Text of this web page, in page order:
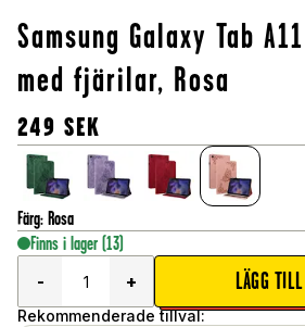
Samsung Galaxy Tab
med fjärilar, Rosa
249 SEK
Färg: Rosa
Finns i lager (13)
-
+ LÄGG
Rekommenderade tillval: